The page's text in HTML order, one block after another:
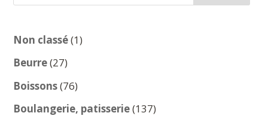
Non classé 11
Beurre 2727
produits
Boissons 7676
produits
Boulangerie, patisserie 137137